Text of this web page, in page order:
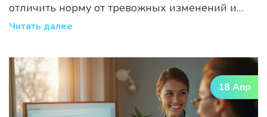
отличить норму от тревожных изменений и
почему иногда не стоит сразу паниковать,
самостоятельной проверки своего листа с
анализом и расскажу, на что правда стоит
обратить внимание, а что не является поводом
для страха. Все объяснения будут простыми
Читать далее
18 Апр